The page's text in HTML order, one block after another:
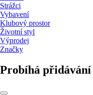
Strážci
Vybavení
Klubový prostor
Životní styl
Výprodej
Značky
Probíhá přidávání